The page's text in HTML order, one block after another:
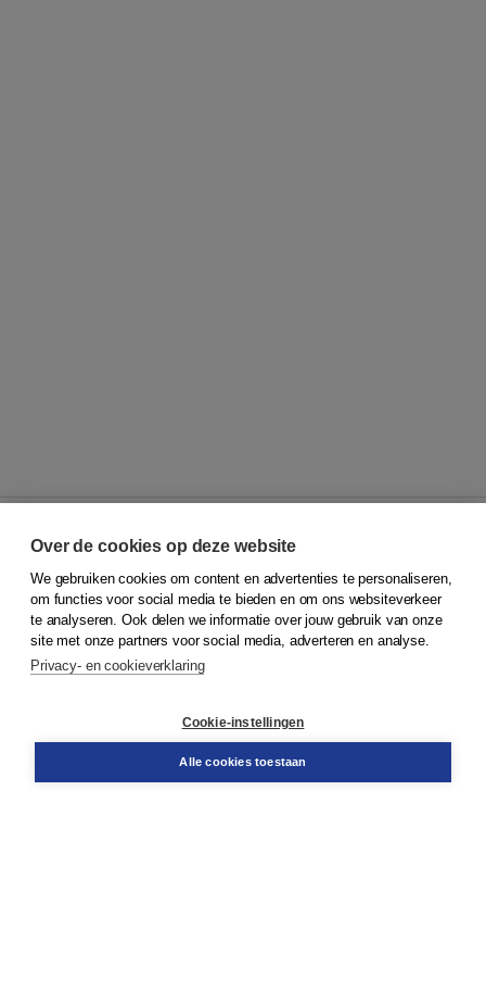
© 2026Koninklijke Boom uitgevers
Klantenservice
Service & informatie
Contact
Over de cookies op deze website
We gebruiken cookies om content en advertenties te personaliseren,
om functies voor social media te bieden en om ons websiteverkeer
te analyseren. Ook delen we informatie over jouw gebruik van onze
site met onze partners voor social media, adverteren en analyse.
Privacy- en cookieverklaring
Cookie-instellingen
Alle cookies toestaan